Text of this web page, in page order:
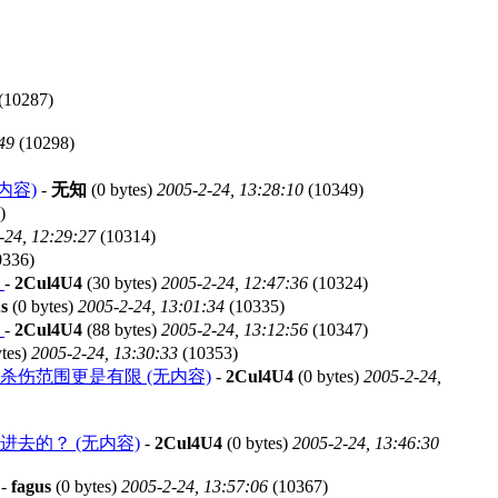
(10298)
容) - 无知 (0 bytes) 2005-2-24, 13:28:10 (10349)
24, 12:29:27(10314)
- 2Cul4U4 (30 bytes) 2005-2-24, 12:47:36 (10324)
(0 bytes) 2005-2-24, 13:01:34 (10335)
- 2Cul4U4 (88 bytes) 2005-2-24, 13:12:56 (10347)
2005-2-24, 13:30:33 (10353)
伤范围更是有限 (无内容) - 2Cul4U4 (0 bytes) 2005-2-24,
去的？ (无内容) - 2Cul4U4 (0 bytes) 2005-2-24, 13:46:30
- fagus (0 bytes) 2005-2-24, 13:57:06 (10367)